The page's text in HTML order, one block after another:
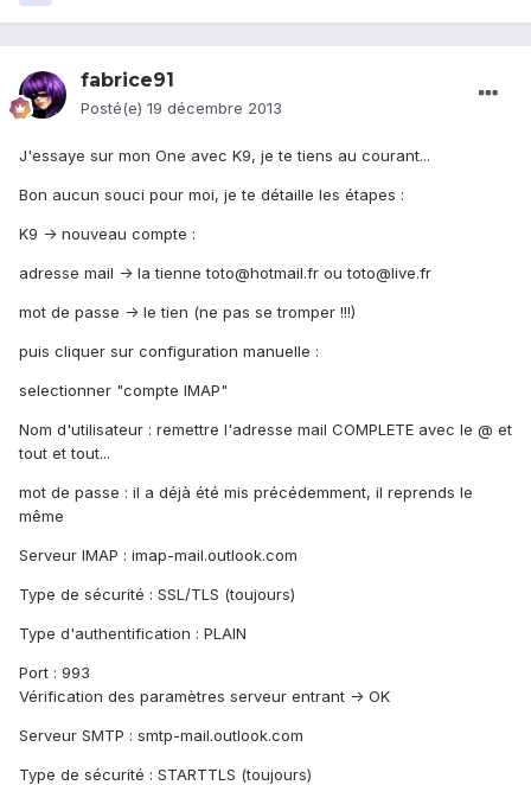
fabrice91
Posté(e) 19 décembre 2013
J'essaye sur mon One avec K9, je te tiens au courant...
Bon aucun souci pour moi, je te détaille les étapes :
K9 -> nouveau compte :
adresse mail -> la tienne toto@hotmail.fr ou toto@live.fr
mot de passe -> le tien (ne pas se tromper !!!)
puis cliquer sur configuration manuelle :
selectionner "compte IMAP"
Nom d'utilisateur : remettre l'adresse mail COMPLETE avec le @ et
tout et tout...
mot de passe : il a déjà été mis précédemment, il reprends le
même
Serveur IMAP : imap-mail.outlook.com
Type de sécurité : SSL/TLS (toujours)
Type d'authentification : PLAIN
Port : 993
Vérification des paramètres serveur entrant -> OK
Serveur SMTP : smtp-mail.outlook.com
Type de sécurité : STARTTLS (toujours)